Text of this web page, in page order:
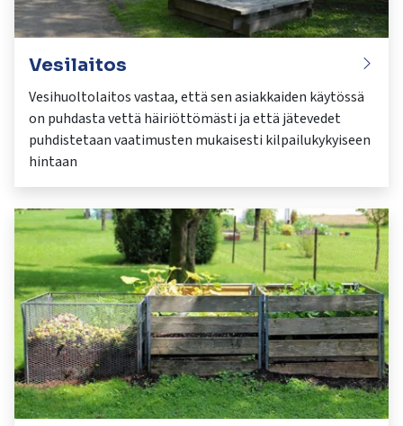
Vesilaitos
Vesihuoltolaitos vastaa, että sen asiakkaiden käytössä
on puhdasta vettä häiriöttömästi ja että jätevedet
puhdistetaan vaatimusten mukaisesti kilpailukykyiseen
hintaan